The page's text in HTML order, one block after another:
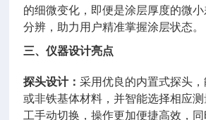
的细微变化，即便是涂层厚度的微
分辨，助力用户精准掌握涂层状态。
三、仪器设计亮点
探头设计：采用优良的内置式探头
或非铁基体材料，并智能选择相应测
工手动切换，操作更加便捷高效，